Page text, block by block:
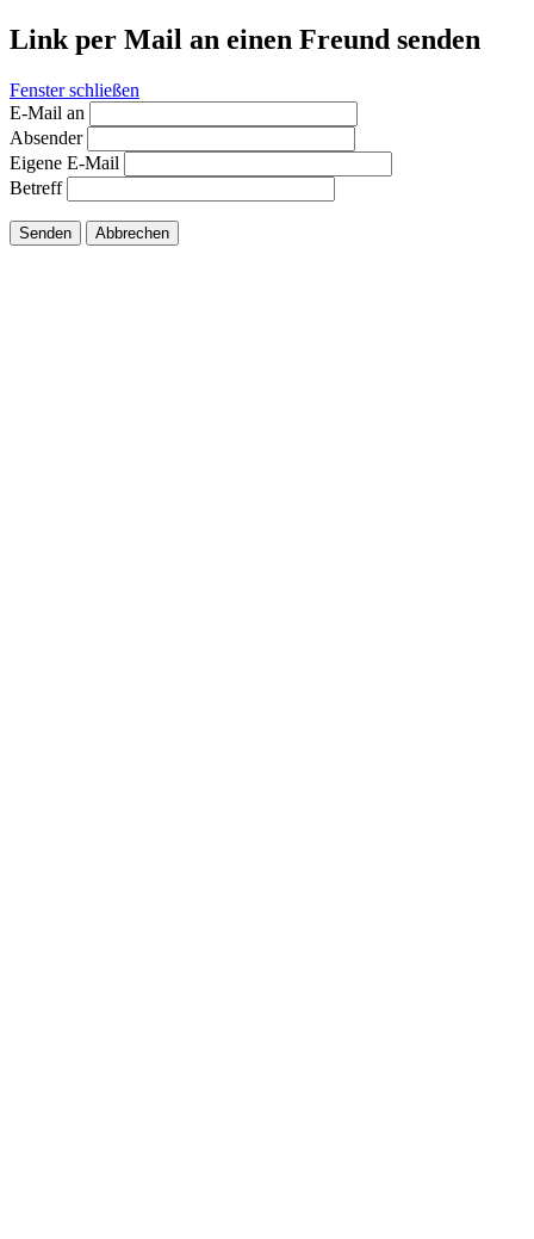
Link per Mail an einen Freund senden
Fenster schließen
E-Mail an
Absender
Eigene E-Mail
Betreff
Senden Abbrechen